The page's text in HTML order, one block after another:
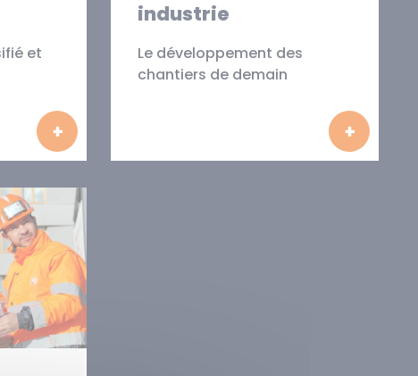
et
industrie
Le développement des
chantiers de demain